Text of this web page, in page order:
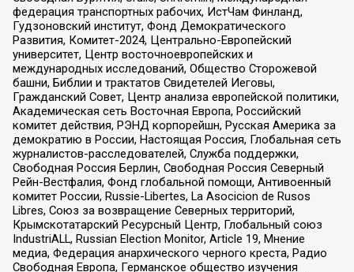
федерация транспортных рабочих, ИстЧам Финланд,
Гудзоновский институт, Фонд Демократического
Развития, Комитет-2024, Центрально-Европейский
университет, Центр восточноевропейских и
международных исследований, Общество Сторожевой
башни, Библии и трактатов Свидетелей Иеговы,
Гражданский Совет, Центр анализа европейской политики,
Академическая сеть Восточная Европа, Российский
комитет действия, РЭНД корпорейшн, Русская Америка за
демократию в России, Настоящая Россия, Глобальная сеть
журналистов-расследователей, Служба поддержки,
Свободная Россия Берлин, Свободная Россия Северный
Рейн-Вестфалия, Фонд глобальной помощи, Антивоенный
комитет России, Russie-Libertes, La Asocicion de Rusos
Libres, Союз за возвращение Северных территорий,
Крымскотатарский Ресурсный Центр, Глобальный союз
IndustriALL, Russian Election Monitor, Article 19, Мнение
медиа, Федерация анархического черного креста, Радио
Свободная Европа, Германское общество изучения